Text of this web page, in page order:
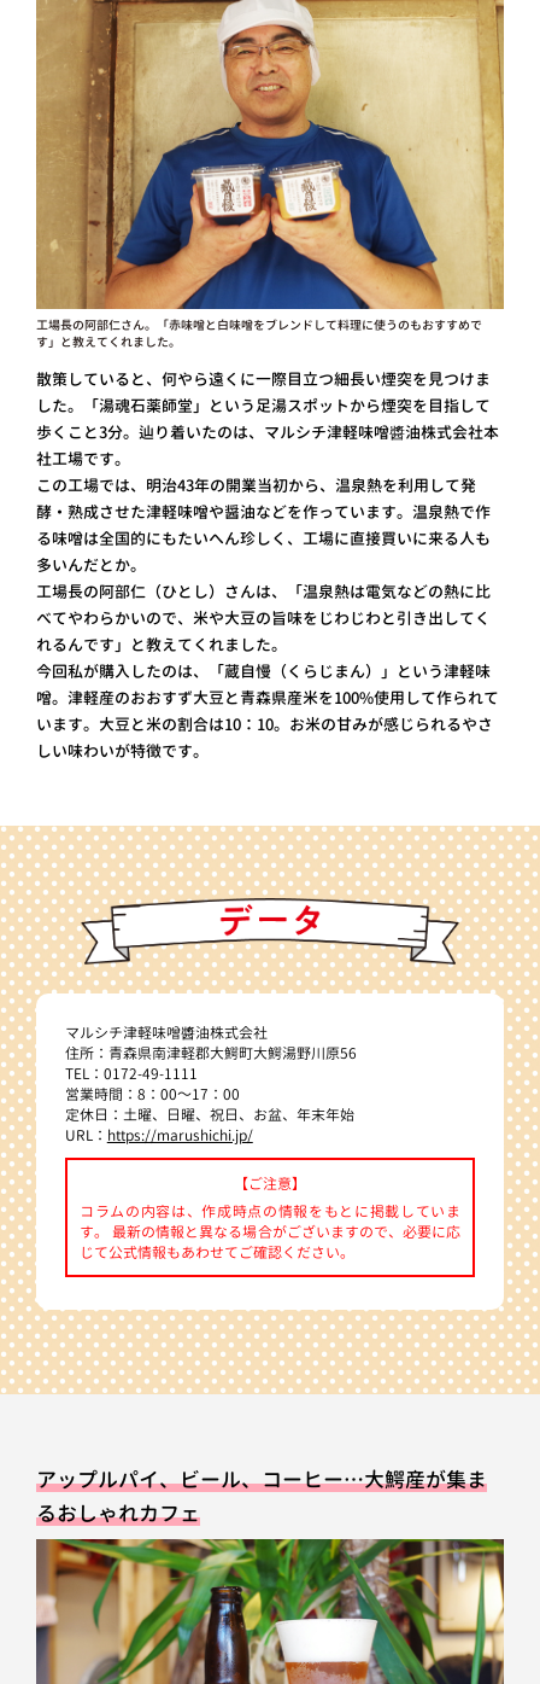
工場長の阿部仁さん。「赤味噌と白味噌をブレンドして料理に使うのもおすすめで
す」と教えてくれました。
散策していると、何やら遠くに一際目立つ細長い煙突を見つけま
した。「湯魂石薬師堂」という足湯スポットから煙突を目指して
歩くこと3分。辿り着いたのは、マルシチ津軽味噌醬油株式会社本
社工場です。
この工場では、明治43年の開業当初から、温泉熱を利用して発
酵・熟成させた津軽味噌や醤油などを作っています。温泉熱で作
る味噌は全国的にもたいへん珍しく、工場に直接買いに来る人も
多いんだとか。
工場長の阿部仁（ひとし）さんは、「温泉熱は電気などの熱に比
べてやわらかいので、米や大豆の旨味をじわじわと引き出してく
れるんです」と教えてくれました。
今回私が購入したのは、「蔵自慢（くらじまん）」という津軽味
噌。津軽産のおおすず大豆と青森県産米を100%使用して作られて
います。大豆と米の割合は10：10。お米の甘みが感じられるやさ
しい味わいが特徴です。
マルシチ津軽味噌醬油株式会社
住所：青森県南津軽郡大鰐町大鰐湯野川原56
TEL：0172-49-1111
営業時間：8：00～17：00
定休日：土曜、日曜、祝日、お盆、年末年始
URL： https://marushichi.jp/
【ご注意】
コラムの内容は、作成時点の情報をもとに掲載していま
す。 最新の情報と異なる場合がございますので、必要に応
じて公式情報もあわせてご確認ください。
アップルパイ、ビール、コーヒー…大鰐産が集ま
るおしゃれカフェ